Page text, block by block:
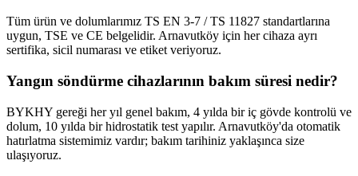
Tüm ürün ve dolumlarımız TS EN 3-7 / TS 11827 standartlarına
uygun, TSE ve CE belgelidir. Arnavutköy için her cihaza ayrı
sertifika, sicil numarası ve etiket veriyoruz.
Yangın söndürme cihazlarının bakım süresi nedir?
BYKHY gereği her yıl genel bakım, 4 yılda bir iç gövde kontrolü ve
dolum, 10 yılda bir hidrostatik test yapılır. Arnavutköy'da otomatik
hatırlatma sistemimiz vardır; bakım tarihiniz yaklaşınca size
ulaşıyoruz.